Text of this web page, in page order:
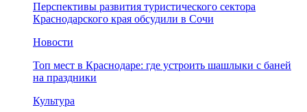
Перспективы развития туристического сектора
Краснодарского края обсудили в Сочи
Новости
Топ мест в Краснодаре: где устроить шашлыки с баней
на праздники
Культура